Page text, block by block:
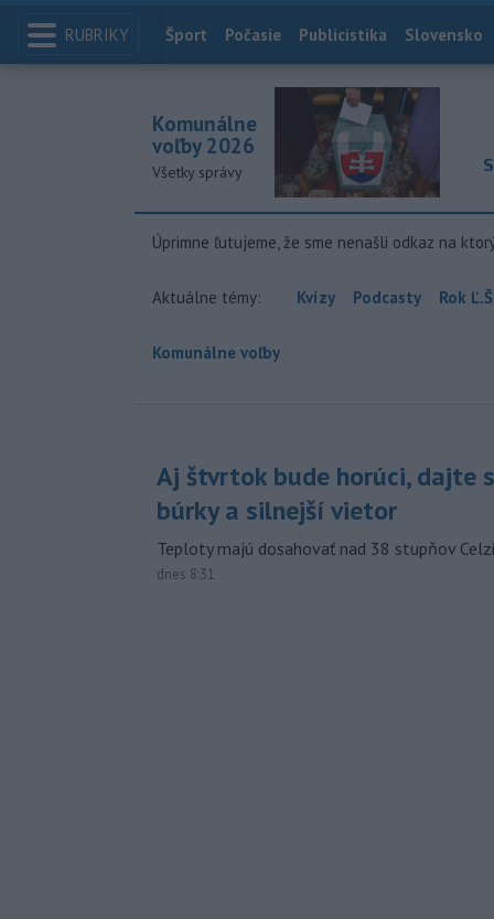
RUBRIKY Index
Šport Počasie Publicistika Slovensko
Komunálne
voľby 2026
Všetky správy
Úprimne ľutujeme, že sme nenašli odkaz na
Aktuálne témy: Kvízy Podcasty Rok
Komunálne voľby
Aj štvrtok bude horúci, dajte
búrky a silnejší vietor
Teploty majú dosahovať nad 38 stupňov
dnes 8:31